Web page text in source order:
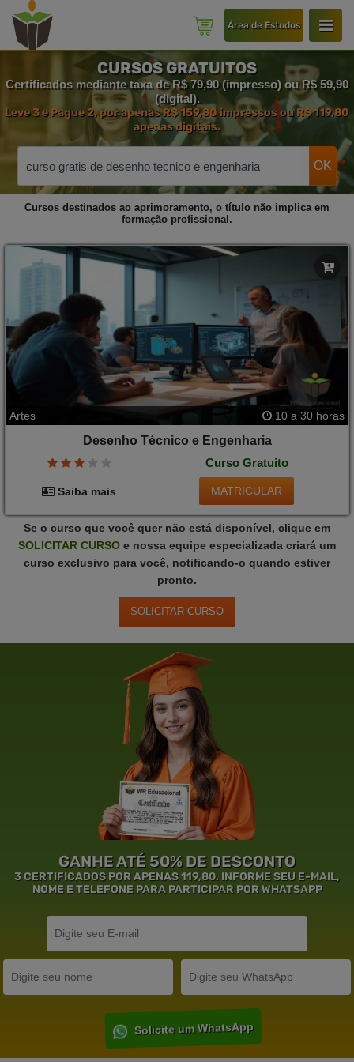
Área de Estudos
CURSOS GRATUITOS
Certificados mediante taxa de R$ 79,90 (impresso) ou R$ 59,90
(digital).
Leve 3 e Pague 2, por apenas R$ 159,80 impressos ou R$ 119,80
apenas digitais.
OK
Cursos destinados ao aprimoramento, o título não implica em
formação profissional.
Artes 10 a 30 horas
Desenho Técnico e Engenharia
Curso Gratuito
Saiba mais MATRICULAR
Se o curso que você quer não está disponível, clique em
SOLICITAR CURSO e nossa equipe especializada criará um
curso exclusivo para você, notificando-o quando estiver
pronto.
SOLICITAR CURSO
GANHE ATÉ 50% DE DESCONTO
3 CERTIFICADOS POR APENAS 119,80. INFORME SEU E-MAIL,
NOME E TELEFONE PARA PARTICIPAR POR WHATSAPP
Solicite um WhatsApp